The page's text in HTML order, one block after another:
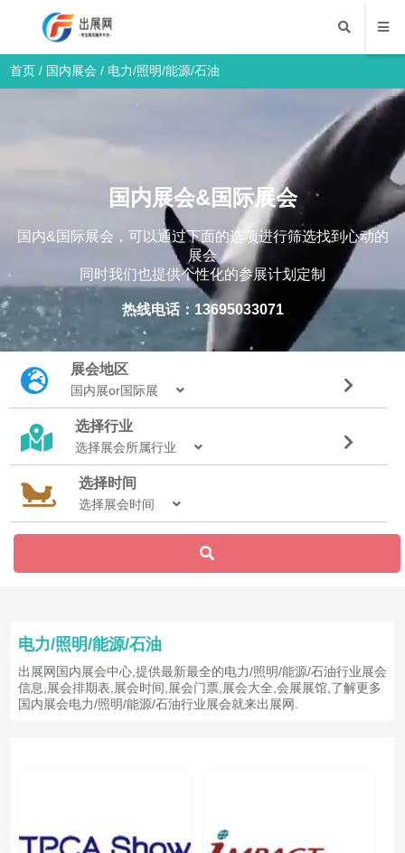
首页 / 国内展会 / 电力/照明/能源/石油
国内展会&国际展会
国内&国际展会，可以通过下面的选项进行筛选找到心动的
展会
同时我们也提供个性化的参展计划定制
热线电话：13695033071
展会地区
国内展or国际展
选择行业
选择展会所属行业
选择时间
选择展会时间
电力/照明/能源/石油
出展网国内展会中心,提供最新最全的电力/照明/能源/石油行业展会
信息,展会排期表,展会时间,展会门票,展会大全,会展展馆,了解更多
国内展会电力/照明/能源/石油行业展会就来出展网.